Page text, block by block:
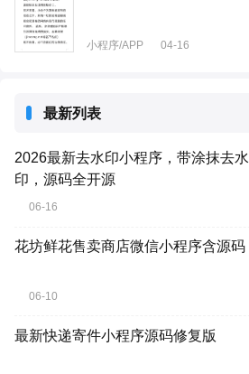
小程序/APP 04-16
最新列表
2026最新去水印小程序，带涂抹去水
印，源码全开源
06-16
花坊鲜花售卖商店微信小程序含源码
06-10
最新快递寄件小程序源码修复版